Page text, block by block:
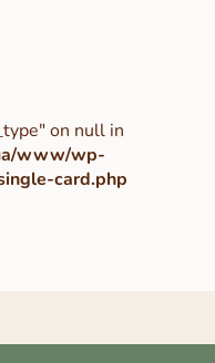
on null in
www/wp-
card.php